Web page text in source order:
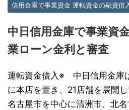
信用金庫で事業資金 運転資金の融資借
中日信用金庫で事業資
業ローン金利と審査
運転資金借入※ 中日信用金庫
に本店を置き、21店舗を展開
名古屋市を中心に清洲市、北